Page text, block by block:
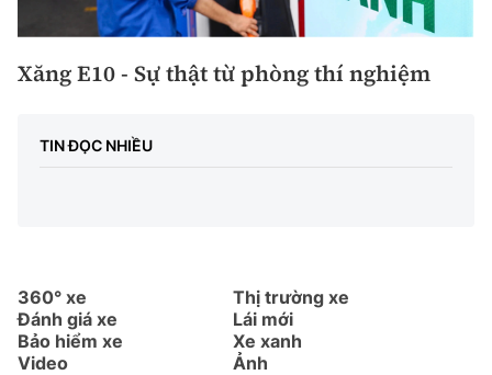
Xăng E10 - Sự thật từ phòng thí nghiệm
TIN ĐỌC NHIỀU
360° xe
Thị trường xe
Đánh giá xe
Lái mới
Bảo hiểm xe
Xe xanh
Video
Ảnh